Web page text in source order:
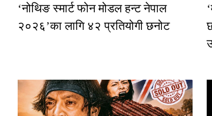
‘नोथिङ स्मार्ट फोन मोडल हन्ट नेपाल
२०२६’का लागि ४२ प्रतियोगी छनोट